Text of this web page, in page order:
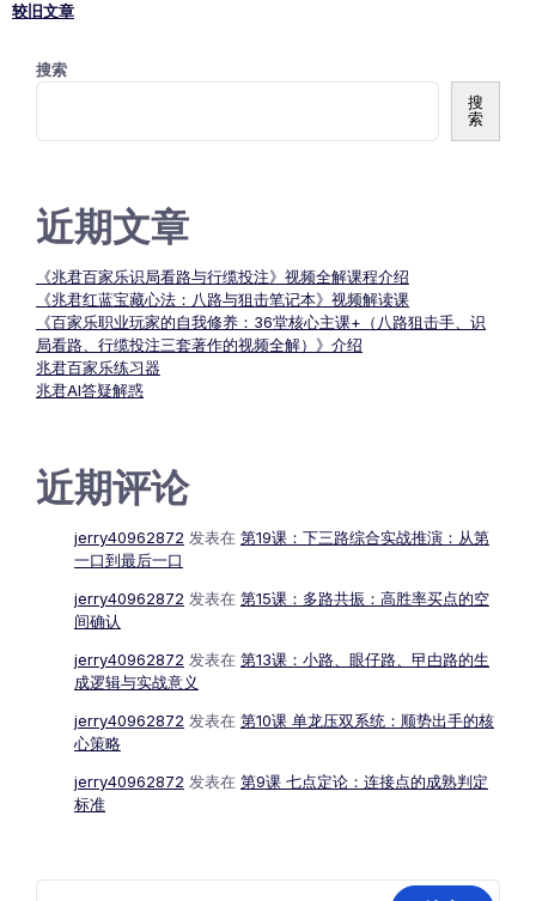
文
航
较旧文章
搜索
搜
索
近期文章
《兆君百家乐识局看路与行缆投注》视频全解课程介绍
《兆君红蓝宝藏心法：八路与狙击笔记本》视频解读课
《百家乐职业玩家的自我修养：36堂核心主课+（八路狙击手、识
局看路、行缆投注三套著作的视频全解）》介绍
兆君百家乐练习器
兆君AI答疑解惑
近期评论
jerry40962872 发表在 第19课：下三路综合实战推演：从第
一口到最后一口
jerry40962872 发表在 第15课：多路共振：高胜率买点的空
间确认
jerry40962872 发表在 第13课：小路、眼仔路、曱甴路的生
成逻辑与实战意义
jerry40962872 发表在 第10课 单龙压双系统：顺势出手的核
心策略
jerry40962872 发表在 第9课 七点定论：连接点的成熟判定
标准
搜